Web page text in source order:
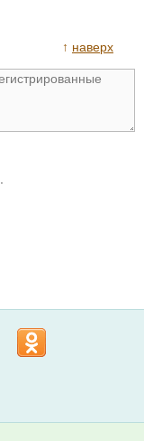
↑ наверх